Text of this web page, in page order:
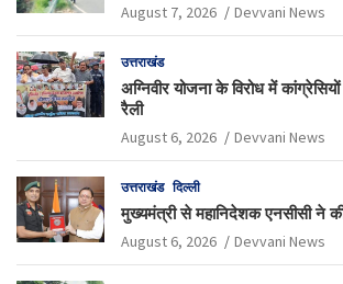
August 7, 2026 Devvani News
उत्तराखंड
अग्निवीर योजना के विरोध में
रैली
August 6, 2026 Devvani News
उत्तराखंड दिल्ली
मुख्यमंत्री से महानिदेशक एनसीसी ने
August 6, 2026 Devvani News